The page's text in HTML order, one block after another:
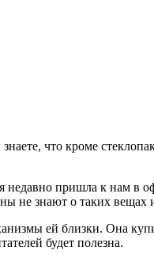
что кроме
недавно пришла к нам
знают о таких вещах
ей близки. Она
будет полезна.